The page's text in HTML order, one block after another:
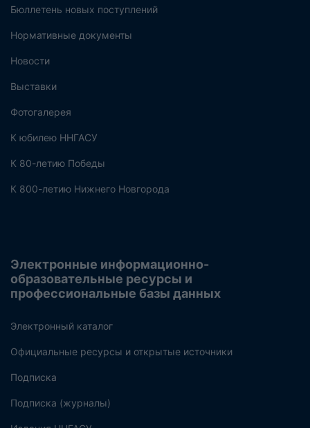
Бюллетень новых поступлений
Нормативные документы
Новости
Выставки
Фотогалерея
К юбилею ННГАСУ
К 80-летию Победы
К 800-летию Нижнего Новгорода
Электронные информационно-
образовательные ресурсы и
профессиональные базы данных
Электронный каталог
Официальные ресурсы и открытые источники
Подписка
Подписка (журналы)